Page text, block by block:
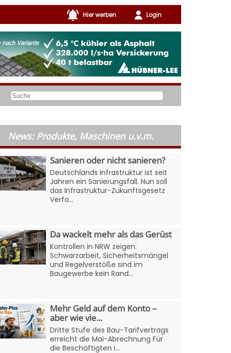
Hier werben Login
News: Produkte, Maschinen u.v.m.
Sanieren oder nicht sanieren?
Deutschlands Infrastruktur ist seit
Jahren ein Sanierungsfall. Nun soll
das Infrastruktur-Zukunftsgesetz
Verfa...
Da wackelt mehr als das Gerüst
Kontrollen in NRW zeigen:
Schwarzarbeit, Sicherheitsmängel
und Regelverstöße sind im
Baugewerbe kein Rand...
Mehr Geld auf dem Konto –
aber wie vie...
Dritte Stufe des Bau-Tarifvertrags
erreicht die Mai-Abrechnung Für
die Beschäftigten i...